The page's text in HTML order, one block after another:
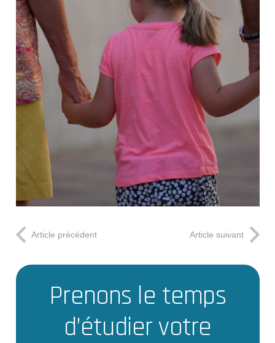
Article précédent Article suivant
Prenons le temps
d’étudier votre